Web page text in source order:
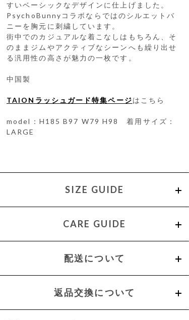
すいベーシックなデザインに仕上げました。
PsychoBunnyコラボならではのシルエットバ
ニーを胸元に刺繍しています。
街中でのカジュアルな着こなしはもちろん、そ
のままジムやアクティブなシーンへも繰り出せ
る汎用性の高さが魅力の一枚です。
中国製
TAIONラッシュガード特集ページはこちら
model：H185 B97 W79 H98 着用サイズ：
LARGE
SIZE GUIDE
CARE GUIDE
配送について
返品交換について